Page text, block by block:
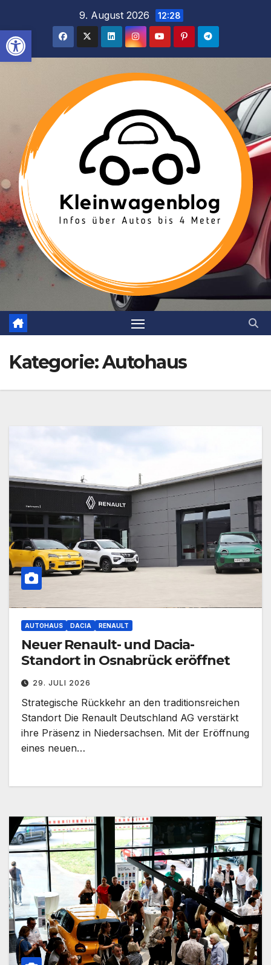
Werkzeugleiste öffnen
springen
9. August 2026 12:28
Kategorie:Autohaus
AUTOHAUS DACIA RENAULT
Neuer Renault- und Dacia-
Standort in Osnabrück eröffnet
29. JULI 2026
Strategische Rückkehr an den traditionsreichen
Standort Die Renault Deutschland AG verstärkt
ihre Präsenz in Niedersachsen. Mit der Eröffnung
eines neuen…